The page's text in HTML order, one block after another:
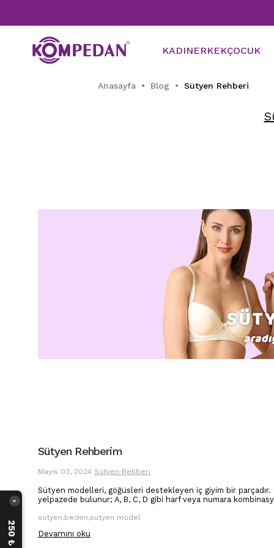
KADINERKEKÇOCUK
Anasayfa Blog Sütyen Rehberi
Sütyen Rehberim
Mayıs 03, 2024 Sütyen Rehberi
Sütyen modelleri, göğüsleri destekleyen iç giyim bir
yelpazede bulunur; A, B, C, D gibi harf veya numara
sutyen,beden,sutyen model
Devamını oku
›